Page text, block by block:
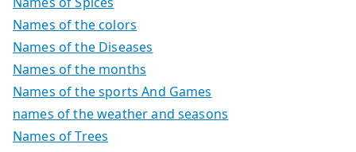
Names of the colors
Names of the Diseases
Names of the months
Names of the sports And Games
names of the weather and seasons
Names of Trees